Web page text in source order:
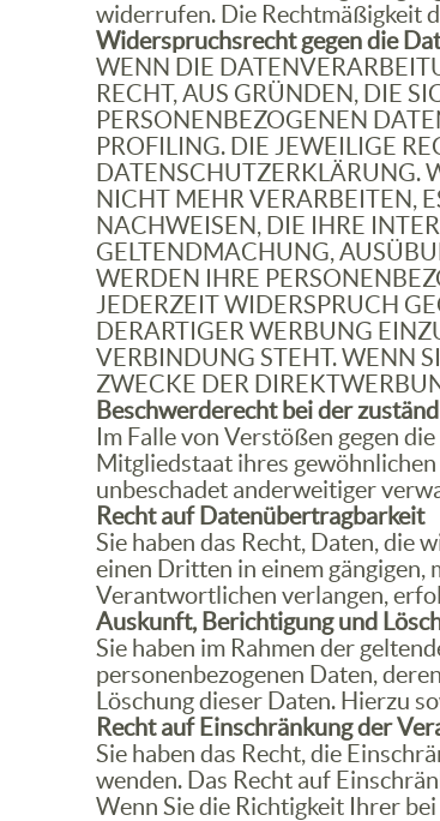
widerrufen. Die Rechtmäßigkeit
Widerspruchsrecht gegen die
WENN DIE
RECHT, AUS GRÜNDEN, DIE
PERSONENBEZOGENEN
PROFILING. DIE JEWEILIGE
DATENSCHUTZERKLÄRUNG.
NICHT MEHR VERARBEITEN,
NACHWEISEN, DIE IHRE
GELTENDMACHUNG,
WERDEN IHRE
JEDERZEIT WIDERSPRUCH
DERARTIGER WERBUNG
VERBINDUNG STEHT. WENN
ZWECKE DER
Beschwerde­recht bei der
Im Falle von Verstößen gegen
Mitgliedstaat ihres
unbeschadet anderweitiger
Recht auf Daten­übertrag­barkeit
Sie haben das Recht, Daten, die
einen Dritten in einem gängigen,
Verantwortlichen verlangen,
Auskunft, Berichtigung und
Sie haben im Rahmen der
personenbezogenen Daten,
Löschung dieser Daten. Hierzu
Recht auf Einschränkung der
Sie haben das Recht, die
wenden. Das Recht auf
Wenn Sie die Richtigkeit Ihrer